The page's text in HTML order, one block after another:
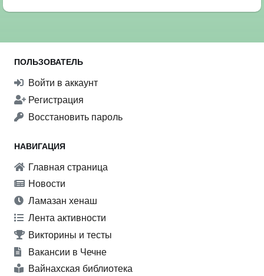
ПОЛЬЗОВАТЕЛЬ
Войти в аккаунт
Регистрация
Восстановить пароль
НАВИГАЦИЯ
Главная страница
Новости
Ламазан хенаш
Лента активности
Викторины и тесты
Вакансии в Чечне
Вайнахская библиотека